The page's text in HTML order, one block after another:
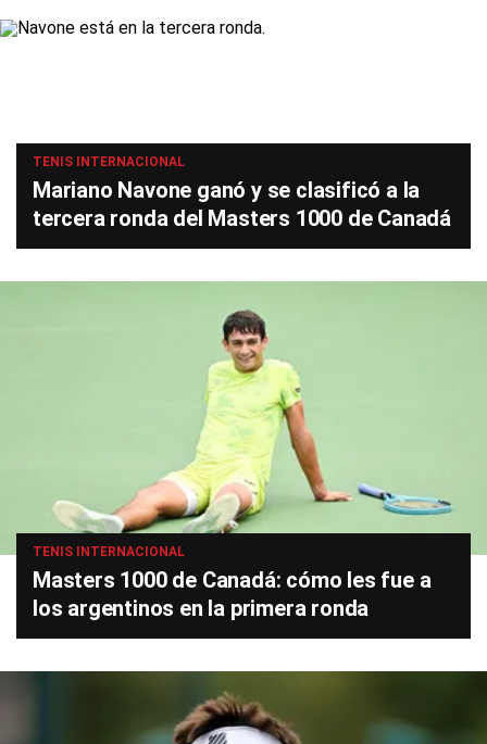
TENIS INTERNACIONAL
Mariano Navone ganó y se clasificó a la
tercera ronda del Masters 1000 de Canadá
TENIS INTERNACIONAL
Masters 1000 de Canadá: cómo les fue a
los argentinos en la primera ronda